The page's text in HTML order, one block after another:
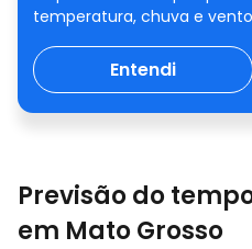
temperatura, chuva e
Entendi
Previsão do
em Mato Grosso